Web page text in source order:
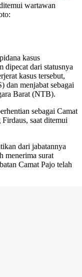
wartawan
kasus
dipecat dari statusnya
kasus tersebut,
dan menjabat sebagai
Barat (NTB).
sebagai Camat
saat ditemui
dari jabatannya
menerima surat
Camat Pajo telah